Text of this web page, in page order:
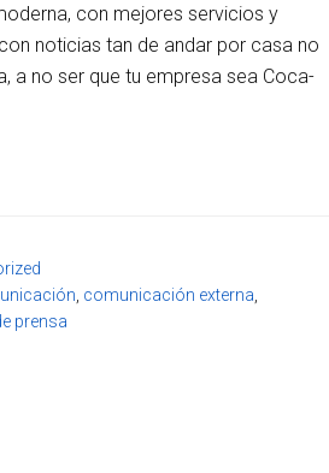
con mejores servicios y
noticias tan de andar por casa no
a no ser que tu empresa sea Coca-
comunicación externa
prensa